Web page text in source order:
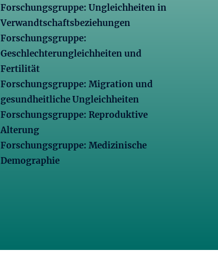
Forschungsgruppe: Ungleichheiten in
Verwandtschaftsbeziehungen
Forschungsgruppe:
Geschlechterungleichheiten und
Fertilität
Forschungsgruppe: Migration und
gesundheitliche Ungleichheiten
Forschungsgruppe: Reproduktive
Alterung
Forschungsgruppe: Medizinische
Demographie